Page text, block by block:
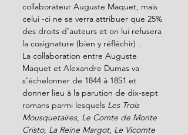
collaborateur Auguste Maquet, mais
celui -ci ne se verra attribuer que 25%
des droits d’auteurs et on lui refusera
la cosignature (bien y réfléchir) .
La collaboration entre Auguste
Maquet et Alexandre Dumas va
s’échelonner de 1844 à 1851 et
donner lieu à la parution de dix-sept
romans parmi lesquels Les Trois
Mousquetaires, Le Comte de Monte
Cristo, La Reine Margot, Le Vicomte